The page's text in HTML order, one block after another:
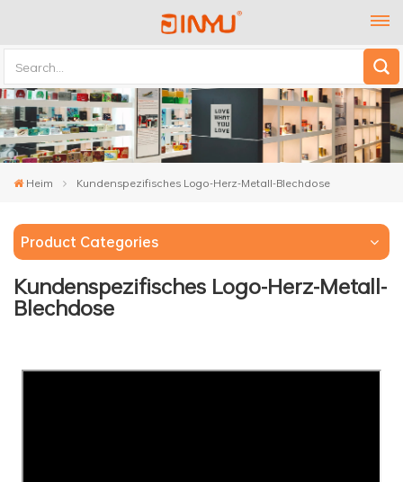
Heim Kundenspezifisches Logo-Herz-Metall-Blechdose
Product Categories
Kundenspezifisches Logo-Herz-Metall-
Blechdose